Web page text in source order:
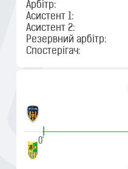
Арбітр:
Асистент 1:
Асистент 2:
Резервний арбітр:
Спостерігач:
|
0'